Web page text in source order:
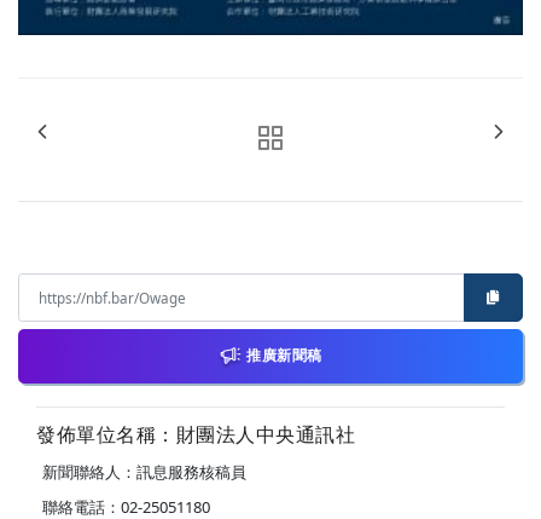
推廣新聞稿
發佈單位名稱：財團法人中央通訊社
新聞聯絡人：訊息服務核稿員
聯絡電話：02-25051180